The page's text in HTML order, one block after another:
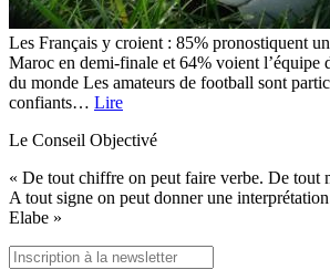
Les Français y croient : 85% pronostiquent
Maroc en demi-finale et 64% voient l’équipe
du monde Les amateurs de football sont
confiants… Lire
Le Conseil Objectivé
« De tout chiffre on peut faire verbe. De tout
A tout signe on peut donner une
Elabe »